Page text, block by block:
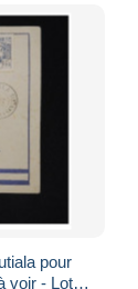
pour
voir - Lot